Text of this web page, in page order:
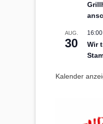
AUG.
30
16:00
Wir
Kalender